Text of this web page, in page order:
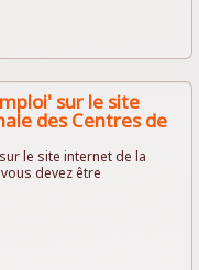
sur le site
des Centres de
le site internet de la
devez être